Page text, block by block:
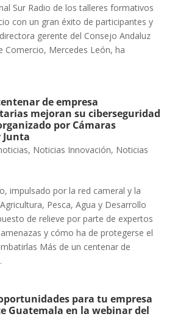
Sur Radio de los talleres formativos
con un gran éxito de participantes y
gerente del Consejo Andaluz
Comercio, Mercedes León, ha
de empresa
mejoran su ciberseguridad
por Cámaras
, Noticias Innovación, Noticias
impulsado por la red cameral y la
Pesca, Agua y Desarrollo
de relieve por parte de expertos
y cómo ha de protegerse el
Más de un centenar de
para tu empresa
Guatemala en la webinar del